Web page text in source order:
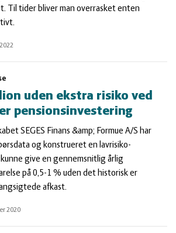
Til tider bliver man overrasket enten
uden ekstra risiko ved
pensionsinvestering
SEGES Finans &amp; Formue A/S har
og konstrueret en lavrisiko-
give en gennemsnitlig årlig
på 0,5-1 % uden det historisk er
afkast.
2020